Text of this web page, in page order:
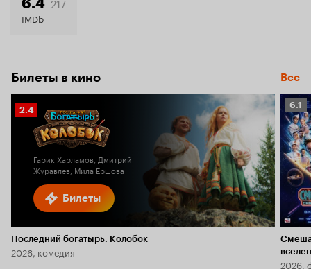
6.4
IMDb
Билеты в кино Все
Билеты
Рейтинг
Кинопоиска
2.4
Гарик Харламов, Дмитрий
Журавлев, Мила Ершова
Последний богатырь. Колобок
2026, комедия
6.1
6.1
2026,